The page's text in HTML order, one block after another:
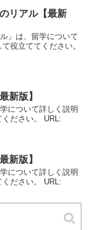
リアル【最新
」は、留学について
役立ててください。
新版】
について詳しく説明
ください。 URL:
新版】
について詳しく説明
ください。 URL:
】